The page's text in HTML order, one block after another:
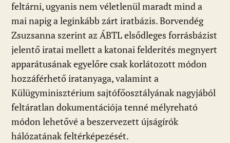
feltárni, ugyanis nem véletlenül maradt mind a
mai napig a leginkább zárt iratbázis. Borvendég
Zsuzsanna szerint az ÁBTL elsődleges forrásbázist
jelentő iratai mellett a katonai felderítés megnyert
apparátusának egyelőre csak korlátozott módon
hozzáférhető iratanyaga, valamint a
Külügyminisztérium sajtófőosztályának nagyjából
feltáratlan dokumentációja tenné mélyreható
módon lehetővé a beszervezett újságírók
hálózatának feltérképezését.